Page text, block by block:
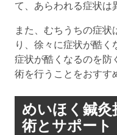
て、あらわれる症状は
また、むちうちの症状
り、徐々に症状が酷く
症状が酷くなるのを防
術を行うことをおすす
めいほく鍼灸
術とサポート